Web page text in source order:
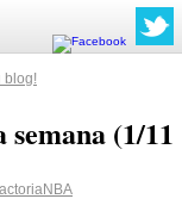
blog!
(1/11